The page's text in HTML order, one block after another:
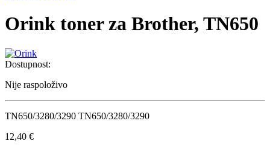
Orink toner za Brother, TN650
Dostupnost:
Nije raspoloživo
TN650/3280/3290 TN650/3280/3290
12,40 €